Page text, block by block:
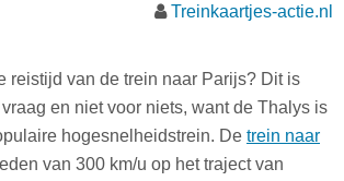
Treinkaartjes-actie.nl
reistijd van de trein naar Parijs? Dit is
en niet voor niets, want de Thalys is
hogesnelheidstrein. De trein naar
van 300 km/u op het traject van